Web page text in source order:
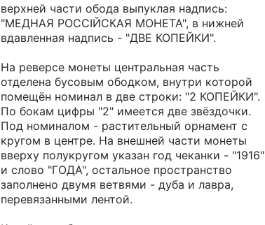
верхней части обода выпуклая надпись:
"МЕДНАЯ РОССIЙСКАЯ МОНЕТА", в нижней
вдавленная надпись - "ДВЕ КОПЕЙКИ".
На реверсе монеты центральная часть
отделена бусовым ободком, внутри которой
помещён номинал в две строки: "2 КОПЕЙКИ".
По бокам цифры "2" имеется две звёздочки.
Под номиналом - растительный орнамент с
кругом в центре. На внешней части монеты
вверху полукругом указан год чеканки - "1916"
и слово "ГОДА", остальное пространство
заполнено двумя ветвями - дуба и лавра,
перевязанными лентой.